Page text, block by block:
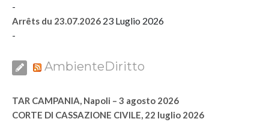
-
Arrêts du 23.07.2026 23 Luglio 2026
-
AmbienteDiritto
TAR CAMPANIA, Napoli – 3 agosto 2026
CORTE DI CASSAZIONE CIVILE, 22 luglio 2026